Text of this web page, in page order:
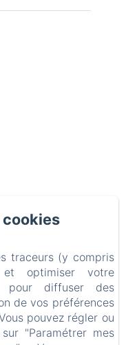
traceurs (y compris
optimiser votre
pour diffuser des
de vos préférences
pouvez régler ou
"Paramétrer mes